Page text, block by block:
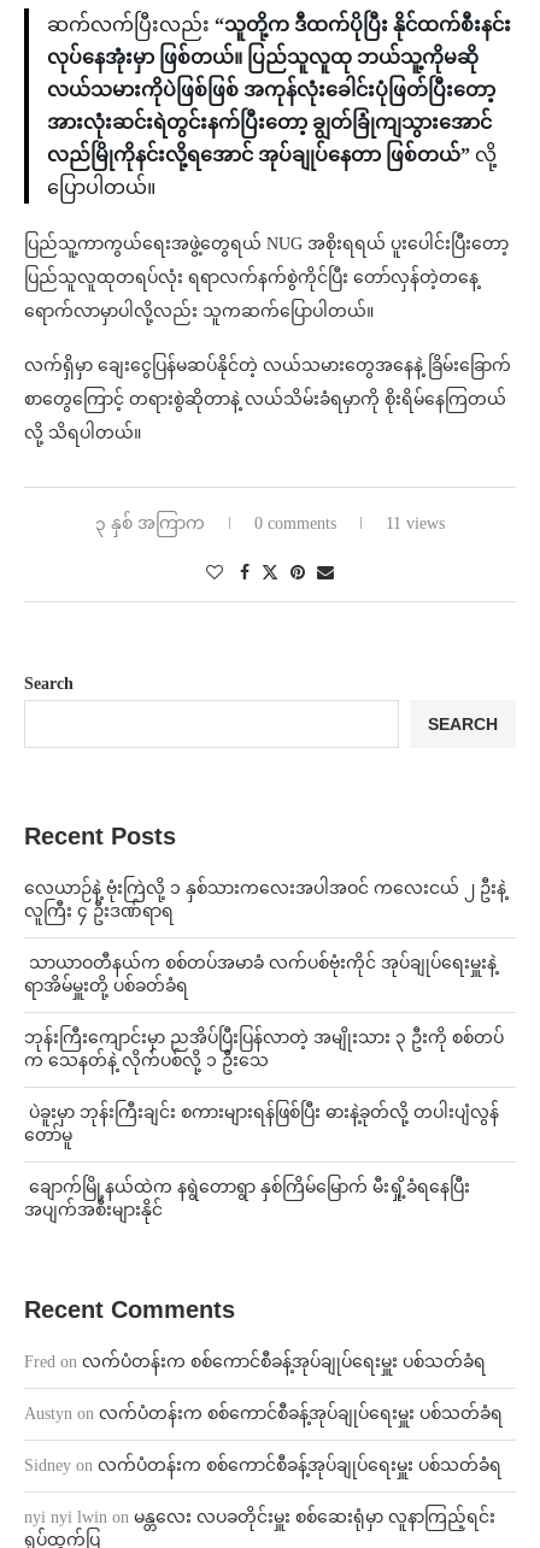
ဆက်လက်ပြီးလည်း “သူတို့က ဒီထက်ပိုပြီး နိုင်ထက်စီးနင်း
လုပ်နေအုံးမှာ ဖြစ်တယ်။ ပြည်သူလူထု ဘယ်သူ့ကိုမဆို
လယ်သမားကိုပဲဖြစ်ဖြစ် အကုန်လုံးခေါင်းပုံဖြတ်ပြီးတော့
အားလုံးဆင်းရဲတွင်းနက်ပြီးတော့ ချွတ်ခြုံကျသွားအောင်
လည်မြိုကိုနင်းလို့ရအောင် အုပ်ချုပ်နေတာ ဖြစ်တယ်” လို့
ပြောပါတယ်။
ပြည်သူ့ကာကွယ်ရေးအဖွဲ့တွေရယ် NUG အစိုးရရယ် ပူးပေါင်းပြီးတော့
ပြည်သူလူထုတရပ်လုံး ရရာလက်နက်စွဲကိုင်ပြီး တော်လှန်တဲ့တနေ့
ရောက်လာမှာပါလို့လည်း သူကဆက်ပြောပါတယ်။
လက်ရှိမှာ ချေးငွေပြန်မဆပ်နိုင်တဲ့ လယ်သမားတွေအနေနဲ့ ခြိမ်းခြောက်
စာတွေကြောင့် တရားစွဲဆိုတာနဲ့ လယ်သိမ်းခံရမှာကို စိုးရိမ်နေကြတယ်
လို့ သိရပါတယ်။
၃ နှစ် အကြာက 0 comments 11 views
Search
SEARCH
Recent Posts
⁨လေယာဉ်နဲ့ ဗုံးကြဲလို့ ၁ နှစ်သားကလေးအပါအဝင် ကလေးငယ် ၂ ဦးနဲ့
လူကြီး ၄ ဦးဒဏ်ရာရ
⁩ ⁨သာယာဝတီနယ်က စစ်တပ်အမာခံ လက်ပစ်ဗုံးကိုင် အုပ်ချုပ်ရေးမှူးနဲ့
ရာအိမ်မှူးတို့ ပစ်ခတ်ခံရ
ဘုန်းကြီးကျောင်းမှာ ညအိပ်ပြီးပြန်လာတဲ့ အမျိုးသား ၃ ဦးကို စစ်တပ်
က သေနတ်နဲ့ လိုက်ပစ်လို့ ၁ ဦးသေ
⁩ ⁨ပဲခူးမှာ ဘုန်းကြီးချင်း စကားများရန်ဖြစ်ပြီး ဓားနဲ့ခုတ်လို့ တပါးပျံလွန်
တော်မူ
⁩ ⁨ချောက်မြို့နယ်ထဲက နရွဲတောရွာ နှစ်ကြိမ်မြောက် မီးရှို့ခံရနေပြီး
အပျက်အစီးများနိုင်
Recent Comments
Fred on လက်ပံတန်းက စစ်ကောင်စီခန့်အုပ်ချုပ်ရေးမှူး ပစ်သတ်ခံရ
Austyn on လက်ပံတန်းက စစ်ကောင်စီခန့်အုပ်ချုပ်ရေးမှူး ပစ်သတ်ခံရ
Sidney on လက်ပံတန်းက စစ်ကောင်စီခန့်အုပ်ချုပ်ရေးမှူး ပစ်သတ်ခံရ
nyi nyi lwin on မန္တလေး လပခတိုင်းမှူး စစ်ဆေးရုံမှာ လူနာကြည့်ရင်း
ရုပ်ထွက်ပြ